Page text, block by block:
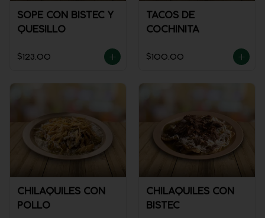
SOPE CON BISTEC Y
QUESILLO
$123.00
TACOS DE
COCHINITA
$100.00
CHILAQUILES CON
POLLO
CHILAQUILES CON
BISTEC